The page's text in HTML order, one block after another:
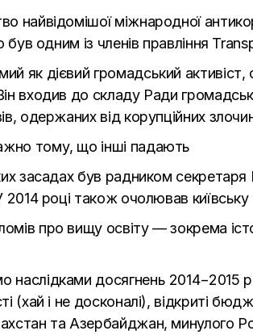
найвідомішої міжнародної
одним із членів правління
як дієвий громадський активіст,
входив до складу Ради
одержаних від корупційних
тому, що інші падають
засадах був радником
році також очолював
про вищу освіту — зокрема
наслідками досягнень
(хай і не досконалі), відкриті
та Азербайджан, минулого